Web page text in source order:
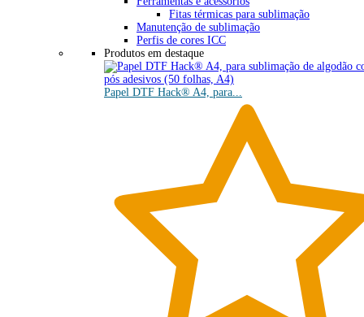
Fitas térmicas para sublimação
Manutenção de sublimação
Perfis de cores ICC
Produtos em destaque
Papel DTF Hack® A4, para...